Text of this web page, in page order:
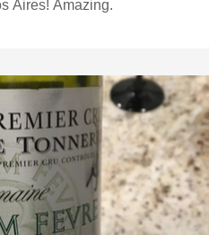
Aires! Amazing.